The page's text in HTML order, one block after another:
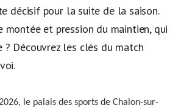
décisif pour la suite de la saison.
montée et pression du maintien, qui
? Découvrez les clés du match
le palais des sports de Chalon-sur-